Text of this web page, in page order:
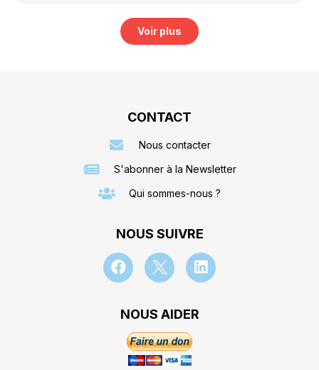
Voir plus
CONTACT
Nous contacter
S'abonner à la Newsletter
Qui sommes-nous ?
NOUS SUIVRE
NOUS AIDER